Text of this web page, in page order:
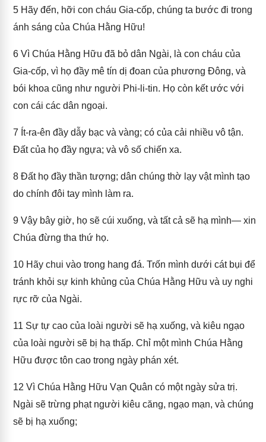
5 Hãy đến, hỡi con cháu Gia-cốp, chúng ta bước đi trong
ánh sáng của Chúa Hằng Hữu!
6 Vì Chúa Hằng Hữu đã bỏ dân Ngài, là con cháu của
Gia-cốp, vì họ đầy mê tín dị đoan của phương Đông, và
bói khoa cũng như người Phi-li-tin. Họ còn kết ước với
con cái các dân ngoại.
7 Ít-ra-ên đầy dẫy bạc và vàng; có của cải nhiều vô tận.
Đất của họ đầy ngựa; và vô số chiến xa.
8 Đất họ đầy thần tượng; dân chúng thờ lạy vật mình tạo
do chính đôi tay mình làm ra.
9 Vậy bây giờ, họ sẽ cúi xuống, và tất cả sẽ hạ mình— xin
Chúa đừng tha thứ họ.
10 Hãy chui vào trong hang đá. Trốn mình dưới cát bụi để
tránh khỏi sự kinh khủng của Chúa Hằng Hữu và uy nghi
rực rỡ của Ngài.
11 Sự tự cao của loài người sẽ hạ xuống, và kiêu ngạo
của loài người sẽ bị hạ thấp. Chỉ một mình Chúa Hằng
Hữu được tôn cao trong ngày phán xét.
12 Vì Chúa Hằng Hữu Vạn Quân có một ngày sửa trị.
Ngài sẽ trừng phạt người kiêu căng, ngạo mạn, và chúng
sẽ bị hạ xuống;